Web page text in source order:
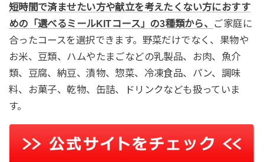
短時間で済ませたい方や献立を考えたくない方におすす
めの「選べるミールKITコース」の3種類から、 ご家庭に
合ったコースを選択できます。野菜だけでなく、果物や
お米、豆類、ハムやたまごなどの乳製品、お肉、魚介
類、豆腐、納豆、漬物、惣菜、冷凍食品、パン、調味
料、お菓子、乾物、缶詰、ドリンクなども扱っていま
す。